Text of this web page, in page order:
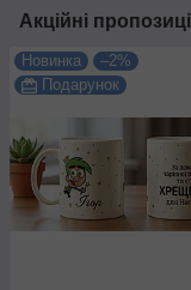
Акційні
Новинка
–2%
Подарунок